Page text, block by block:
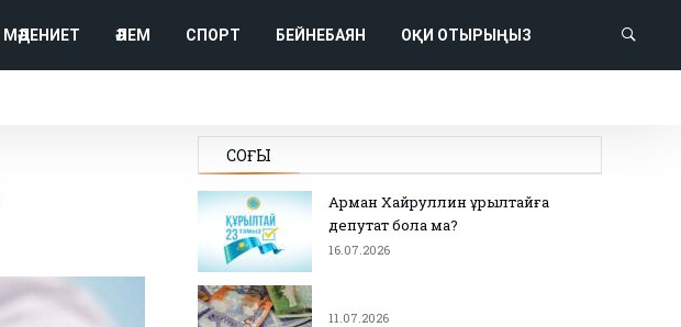
МӘДЕНИЕТ ӘЛЕМ СПОРТ БЕЙНЕБАЯН ОҚИ ОТЫРЫҢЫЗ
СОҢҒЫ
Арман Хайруллин Құрылтайға
депутат бола ма?
16.07.2026
11.07.2026